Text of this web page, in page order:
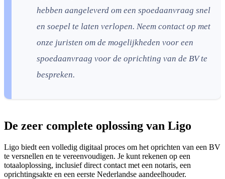
hebben aangeleverd om een spoedaanvraag snel
en soepel te laten verlopen. Neem contact op met
onze juristen om de mogelijkheden voor een
spoedaanvraag voor de oprichting van de BV te
bespreken.
De zeer complete oplossing van Ligo
Ligo biedt een volledig digitaal proces om het oprichten van een BV
te versnellen en te vereenvoudigen. Je kunt rekenen op een
totaaloplossing, inclusief direct contact met een notaris, een
oprichtingsakte en een eerste Nederlandse aandeelhouder.